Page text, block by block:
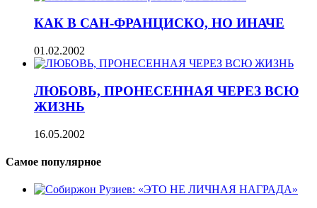
КАК В САН-ФРАНЦИСКО, НО ИНАЧЕ
01.02.2002
ЛЮБОВЬ, ПРОНЕСЕННАЯ ЧЕРЕЗ ВСЮ
ЖИЗНЬ
16.05.2002
Самое популярное